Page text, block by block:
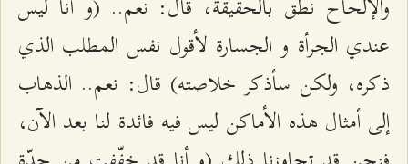
عندي الجرأة و الجسارة لأقول نفس المطلب الذي
ذكره، ولكن سأذكر خلاصته) قال: نعم.. الذهاب
إلى أمثال هذه الأماكن ليس فيه فائدة لنا بعد الآن،